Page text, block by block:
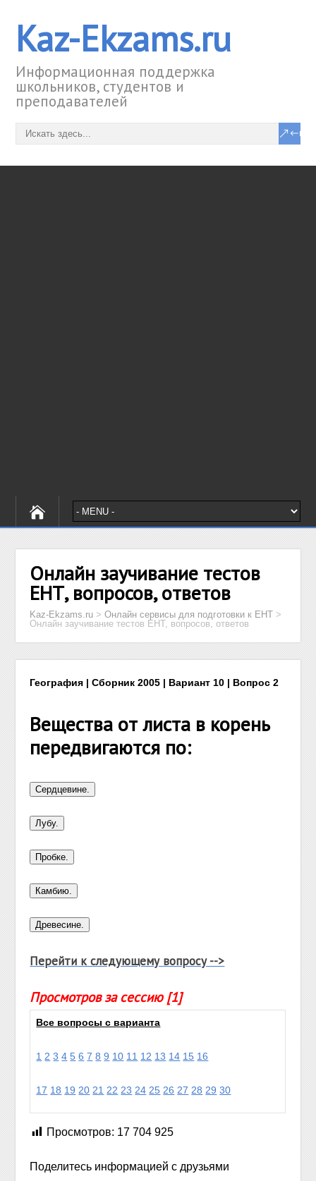
Kaz-Ekzams.ru
Информационная поддержка
школьников, студентов и
преподавателей
Онлайн заучивание тестов
ЕНТ, вопросов, ответов
Kaz-Ekzams.ru >Онлайн сервисы для подготовки к ЕНТ >
Онлайн заучивание тестов ЕНТ, вопросов, ответов
География | Сборник 2005 | Вариант 10 | Вопрос 2
Вещества от листа в корень
передвигаются по:
Перейти к следующему вопросу -->
Просмотров за сессию [1]
Все вопросы с варианта
1 2 3 4 5 6 7 8 9 10 11 12 13 14 15 16
17 18 19 20 21 22 23 24 25 26 27 28 29 30
Просмотров: 17 704 925
Поделитесь информацией с друзьями